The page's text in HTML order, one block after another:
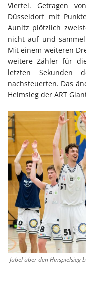
Viertel. Getragen
Düsseldorf mit
Aunitz plötzlich
nicht auf und
Mit einem weiteren
weitere Zähler für
letzten Sekunden
nachsteuerten. Das
Heimsieg der ART
Jubel über den Hinspielsieg